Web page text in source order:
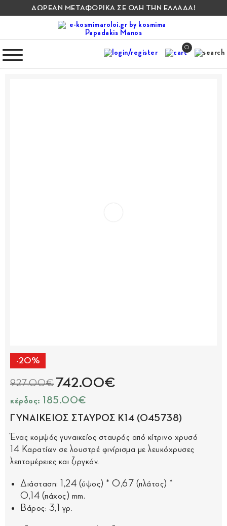
ΔΩΡΕΑΝ ΜΕΤΑΦΟΡΙΚΑ ΣΕ ΟΛΗ ΤΗΝ ΕΛΛΑΔΑ!
0
-20%
927.00€ 742.00€
κέρδος: 185.00€
ΓΥΝΑΙΚΕΙΟΣ ΣΤΑΥΡΟΣ Κ14 (045738)
Ένας κομψός γυναικείος σταυρός από κίτρινο χρυσό
14 Καρατίων σε λουστρέ φινίρισμα με λευκόχρυσες
λεπτομέρειες και ζιργκόν.
Διάσταση: 1,24 (ύψος) * 0,67 (πλάτος) *
0,14 (πάχος) mm.
Βάρος: 3,1 γρ.